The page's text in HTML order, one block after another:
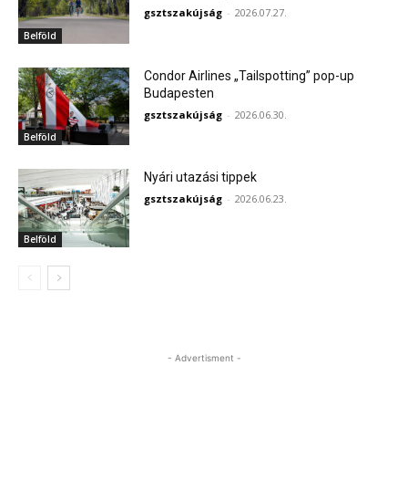
Belföld
gsztszakújság - 2026.07.27.
Belföld
Condor Airlines „Tailspotting” pop-up
Budapesten
gsztszakújság - 2026.06.30.
Belföld
Nyári utazási tippek
gsztszakújság - 2026.06.23.
- Advertisment -